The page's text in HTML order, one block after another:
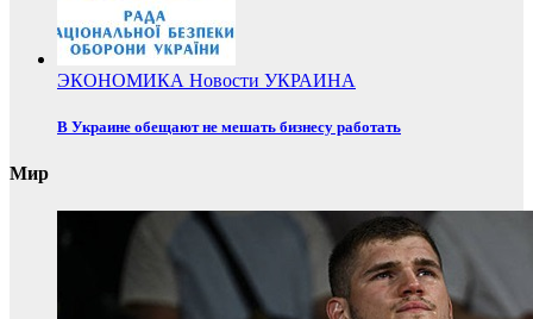
ЭКОНОМИКА Новости УКРАИНА
В Украине обещают не мешать бизнесу работать
Мир